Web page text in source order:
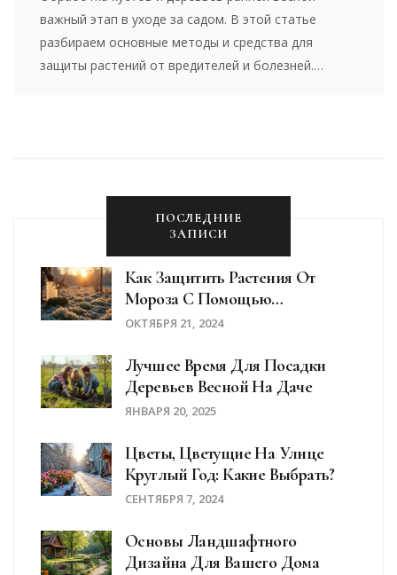
важный этап в уходе за садом. В этой статье
разбираем основные методы и средства для
защиты растений от вредителей и болезней.
ПОСЛЕДНИЕ
ЗАПИСИ
Как Защитить Растения От
Мороза С Помощью
Пластиковых Ведер
ОКТЯБРЯ 21, 2024
Лучшее Время Для Посадки
Деревьев Весной На Даче
ЯНВАРЯ 20, 2025
Цветы, Цветущие На Улице
Круглый Год: Какие Выбрать?
СЕНТЯБРЯ 7, 2024
Основы Ландшафтного
Дизайна Для Вашего Дома